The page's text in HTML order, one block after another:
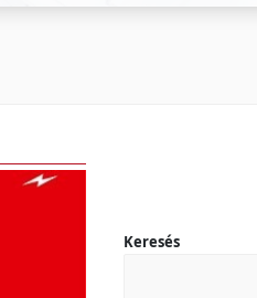
Keresés